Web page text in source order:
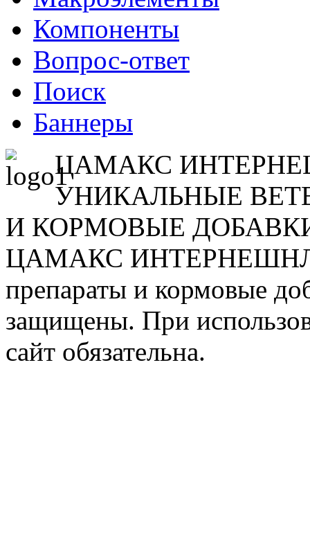
Компоненты
Вопрос-ответ
Поиск
Баннеры
ЦАМАКС
УНИКАЛЬНЫЕ
И КОРМОВЫЕ
ЦАМАКС ИНТЕРНЕШНЛ.
препараты и кормовые
защищены. При
сайт обязательна.